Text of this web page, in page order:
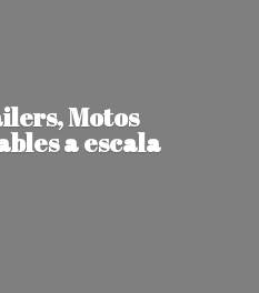
Motos
a escala